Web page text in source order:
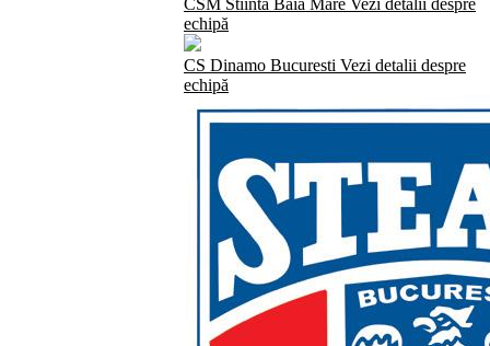
CSM Stiinta Baia Mare Vezi detalii despre
echipă
CS Dinamo Bucuresti Vezi detalii despre
echipă